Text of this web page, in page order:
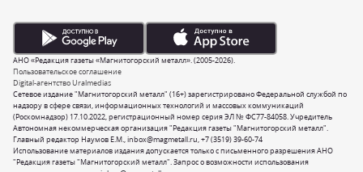
Сетевое издание "Магнитогорский металл" (16+) зарегистрировано Федеральной службой по
надзору в сфере связи, информационных технологий и массовых коммуникаций
(Роскомнадзор) 17.10.2022, регистрационный номер серия ЭЛ № ФС77-84058. Учредитель
Автономная некоммерческая организация "Редакция газеты "Магнитогорский металл".
Главный редактор Наумов Е.М.,inbox@magmetall.ru,+7 (3519) 39-60-74
Использование материалов издания допускается только с письменного разрешения АНО
"Редакция газеты "Магнитогорский металл". Запрос о возможности использования
Пользовательское соглашение
Digital-агентство Uralmedias
АНО «Редакция газеты «Магнитогорский металл». (2005-2026).